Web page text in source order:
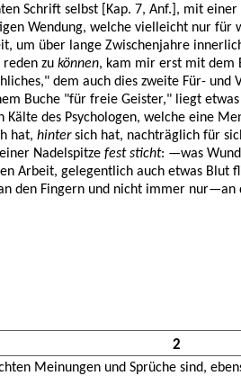
Schrift selbst [Kap. 7, Anf.], mit
Wendung, welche vielleicht nur für
um über lange Zwischenjahre
reden zu können, kam mir erst mit dem
dem auch dies zweite Für- und
Buche "für freie Geister," liegt
Kälte des Psychologen, welche eine
hat, hintersich hat, nachträglich für
Nadelspitze fest sticht: —was
Arbeit, gelegentlich auch etwas Blut
den Fingern und nicht immer nur—an
2
Meinungen und Sprüche sind,